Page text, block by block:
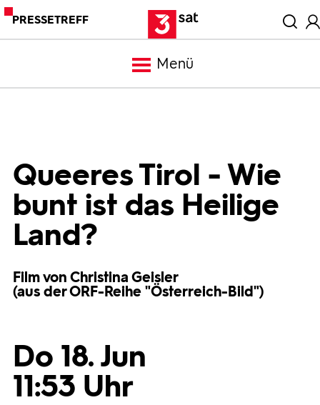
PRESSETREFF
Menü
Mediathek
Bilder
Programmwochen
Queeres Tirol - Wie
bunt ist das Heilige
Land?
Film von Christina Geisler
(aus der ORF-Reihe "Österreich-Bild")
Do 18. Jun
11:53 Uhr